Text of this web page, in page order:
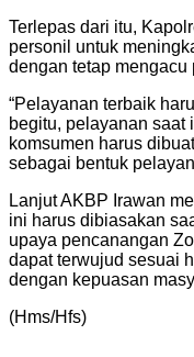
Terlepas dari itu,
personil untuk
dengan tetap
“Pelayanan terbaik
begitu, pelayanan saat
komsumen harus
sebagai bentuk
Lanjut AKBP Irawan
ini harus dibiasakan
upaya pencanangan
dapat terwujud sesuai
dengan kepuasan
(Hms/Hfs)